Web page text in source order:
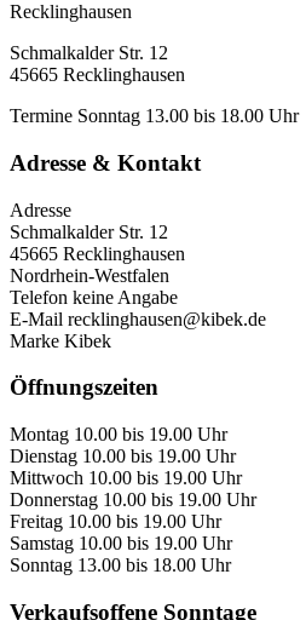
Recklinghausen
Schmalkalder Str. 12
45665 Recklinghausen
Termine Sonntag 13.00 bis 18.00 Uhr
Adresse & Kontakt
Adresse
Schmalkalder Str. 12
45665 Recklinghausen
Nordrhein-Westfalen
Telefon keine Angabe
E-Mail recklinghausen@kibek.de
Marke Kibek
Öffnungszeiten
Montag 10.00 bis 19.00 Uhr
Dienstag 10.00 bis 19.00 Uhr
Mittwoch 10.00 bis 19.00 Uhr
Donnerstag 10.00 bis 19.00 Uhr
Freitag 10.00 bis 19.00 Uhr
Samstag 10.00 bis 19.00 Uhr
Sonntag 13.00 bis 18.00 Uhr
Verkaufsoffene Sonntage